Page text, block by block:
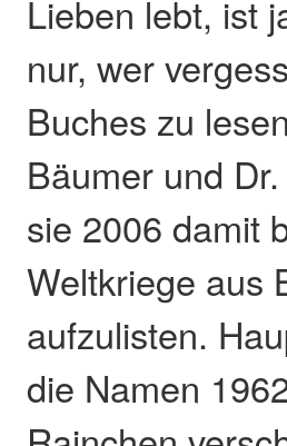
Lieben lebt, ist
nur, wer
Buches zu
Bäumer und
sie 2006 damit
Weltkriege aus
aufzulisten.
die Namen